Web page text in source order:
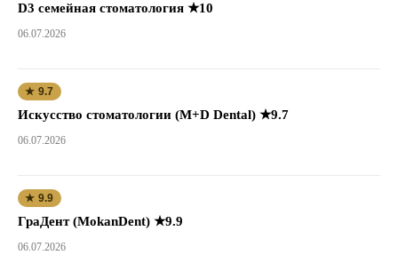
D3 семейная стоматология ★10
06.07.2026
★ 9.7
Искусство стоматологии (M+D Dental) ★9.7
06.07.2026
★ 9.9
ГраДент (MokanDent) ★9.9
06.07.2026